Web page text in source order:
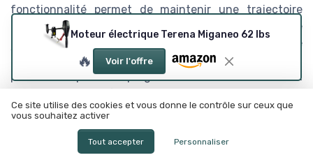
fonctionnalité permet de maintenir une trajectoire
précise sans intervention humaine. Selon un rapport de
Garmin, cette technologie améliore l'expérience de
navigation et réduit la fatigue du navigateur. Imaginez
pouvoir simplement programmer votre itinéraire et
votre journée sur l'eau!
La connectivité et les applications
Moteur électrique Terena Miganeo 62 lbs
🔥 Voir l'offre
Ce site utilise des cookies et vous donne le contrôle sur ceux que
vous souhaitez activer
Tout accepter Personnaliser